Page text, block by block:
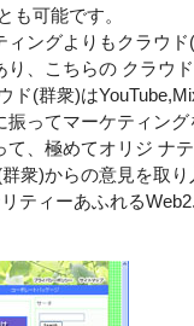
も可能です。
ングよりもクラウ
、こちらの クラウ
(群衆)は
ってマーケティン
、極めてオリジ ナ
衆)からの意見を取
ティーあふれる